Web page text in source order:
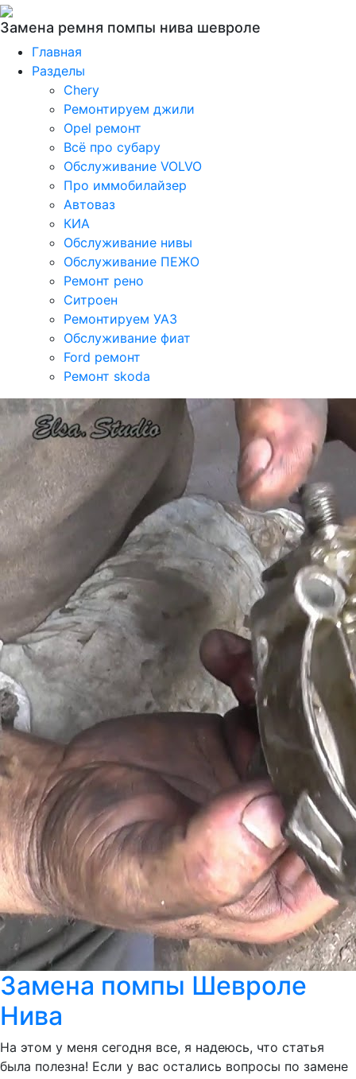
Замена ремня помпы нива шевроле
Главная
Разделы
Chery
Ремонтируем джили
Opel ремонт
Всё про субару
Обслуживание VOLVO
Про иммобилайзер
Автоваз
КИА
Обслуживание нивы
Обслуживание ПЕЖО
Ремонт рено
Ситроен
Ремонтируем УАЗ
Обслуживание фиат
Ford ремонт
Ремонт skoda
Замена помпы Шевроле
Нива
На этом у меня сегодня все, я надеюсь, что статья
была полезна! Если у вас остались вопросы по замене